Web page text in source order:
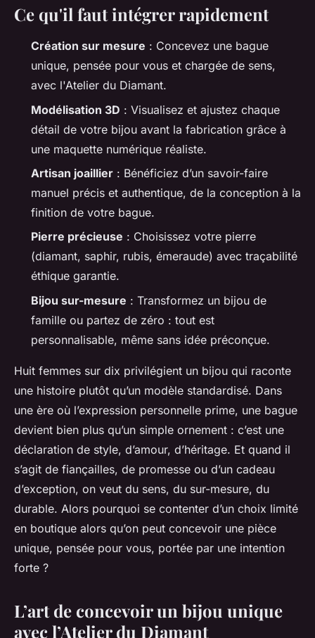
Créez votre bague sur mesure
qui vous ressemble
Alexandre-Pierre•15/06/2026 08:13 •9 min de lecture
Ce qu'il faut intégrer rapidement
Création sur mesure : Concevez une bague
unique, pensée pour vous et chargée de sens,
avec l'Atelier du Diamant.
Modélisation 3D : Visualisez et ajustez chaque
détail de votre bijou avant la fabrication grâce à
une maquette numérique réaliste.
Artisan joaillier : Bénéficiez d’un savoir-faire
manuel précis et authentique, de la conception à la
finition de votre bague.
Pierre précieuse : Choisissez votre pierre
(diamant, saphir, rubis, émeraude) avec traçabilité
éthique garantie.
Bijou sur-mesure : Transformez un bijou de
famille ou partez de zéro : tout est
personnalisable, même sans idée préconçue.
Huit femmes sur dix privilégient un bijou qui raconte
une histoire plutôt qu’un modèle standardisé. Dans
une ère où l’expression personnelle prime, une bague
devient bien plus qu’un simple ornement : c’est une
déclaration de style, d’amour, d’héritage. Et quand il
s’agit de fiançailles, de promesse ou d’un cadeau
d’exception, on veut du sens, du sur-mesure, du
durable. Alors pourquoi se contenter d’un choix limité
en boutique alors qu’on peut concevoir une pièce
unique, pensée pour vous, portée par une intention
forte ?
L’art de concevoir un bijou unique
avec l’Atelier du Diamant